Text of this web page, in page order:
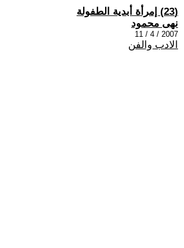
(23) إمرأة أبدية الطفولة
نهى محمود
2007 / 4 / 11
الادب والفن